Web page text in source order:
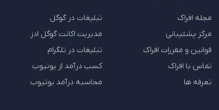
مجله افراک
مرکز پشتیبانی
قوانین و مقررات افراک
تماس با افراک
تعرفه ها
تبلیغات در گوگل
مدیریت اکانت گوگل ادز
تبلیغات در تلگرام
کسب درآمد از یوتیوب
محاسبه درآمد یوتیوب